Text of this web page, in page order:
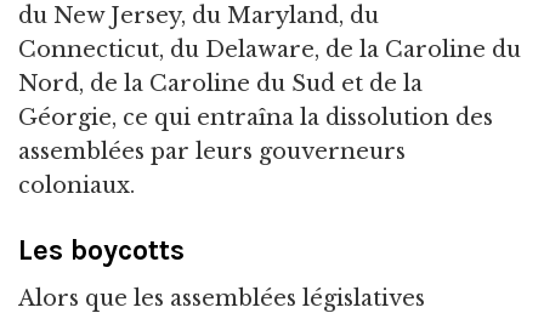
du New Jersey, du Maryland, du
Connecticut, du Delaware, de la Caroline du
Nord, de la Caroline du Sud et de la
Géorgie, ce qui entraîna la dissolution des
assemblées par leurs gouverneurs
coloniaux.
Les boycotts
Alors que les assemblées législatives